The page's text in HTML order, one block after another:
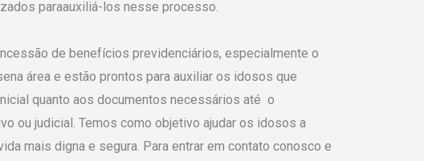
paraauxiliá-los nesse processo.
de benefícios previdenciários, especialmente o
área e estão prontos para auxiliar os idosos que
quanto aos documentos necessários até o
ou judicial. Temos como objetivo ajudar os idosos a
mais digna e segura. Para entrar em contato conosco e